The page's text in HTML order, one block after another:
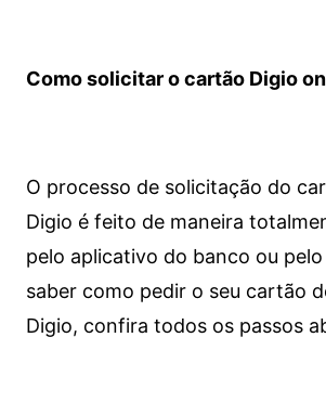
Como solicitar o cartão Digio
O processo de solicitação do
Digio é feito de maneira
pelo aplicativo do banco ou
saber como pedir o seu cartão
Digio, confira todos os passos